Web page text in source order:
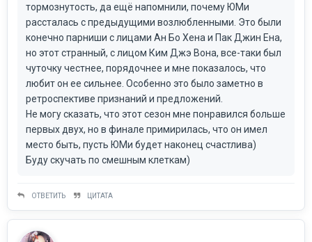
тормознутость, да ещё напомнили, почему ЮМи
рассталась с предыдущими возлюбленными. Это были
конечно парниши с лицами Ан Бо Хена и Пак Джин Ена,
но этот странный, с лицом Ким Джэ Вона, все-таки был
чуточку честнее, порядочнее и мне показалось, что
любит он ее сильнее. Особенно это было заметно в
ретроспективе признаний и предложений.
Не могу сказать, что этот сезон мне понравился больше
первых двух, но в финале примирилась, что он имел
место быть, пусть ЮМи будет наконец счастлива)
Буду скучать по смешным клеткам)
ОТВЕТИТЬ ЦИТАТА